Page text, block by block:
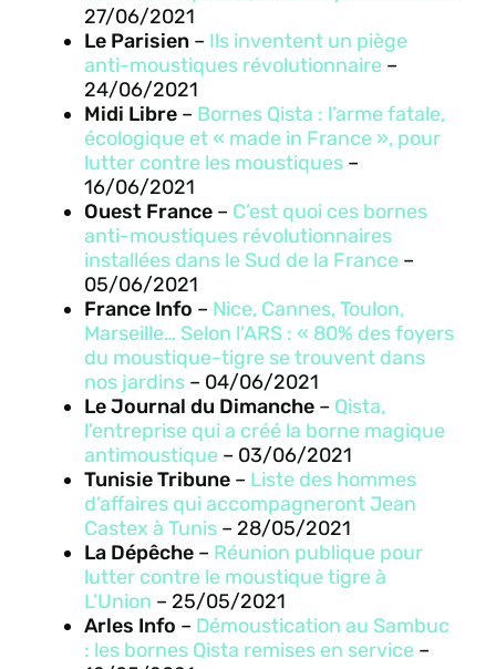
27/06/2021
Le Parisien– Ils inventent un piège
anti-moustiques révolutionnaire –
24/06/2021
Midi Libre– Bornes Qista : l’arme fatale,
écologique et « made in France », pour
lutter contre les moustiques –
16/06/2021
Ouest France– C’est quoi ces bornes
anti-moustiques révolutionnaires
installées dans le Sud de la France –
05/06/2021
France Info – Nice, Cannes, Toulon,
Marseille… Selon l’ARS : « 80% des foyers
du moustique-tigre se trouvent dans
nos jardins – 04/06/2021
Le Journal du Dimanche– Qista,
l’entreprise qui a créé la borne magique
antimoustique – 03/06/2021
Tunisie Tribune– Liste des hommes
d’affaires qui accompagneront Jean
Castex à Tunis – 28/05/2021
La Dépêche– Réunion publique pour
lutter contre le moustique tigre à
L’Union – 25/05/2021
Arles Info – Démoustication au Sambuc
: les bornes Qista remises en service –